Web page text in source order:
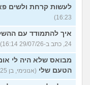
לעשות קרחת ולשים
16:23)
איך להתמודד עם
24, כתב ב-29/07/26 16:14)
מבואס שלא היה לי
הטעם שלי (אנונימי, בן 25, כתב ב-29/07/26 16:05)